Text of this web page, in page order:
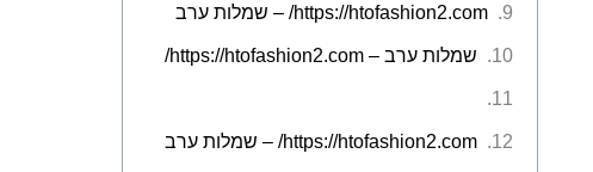
https://htofashion2.com/ – שמלות ערב
שמלות ערב – https://htofashion2.com/
https://htofashion2.com/ – שמלות ערב